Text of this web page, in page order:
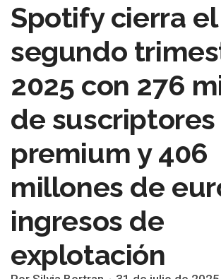
Spotify cierra el
segundo
2025 con 276
de suscriptores
premium y 406
millones de
ingresos de
explotación